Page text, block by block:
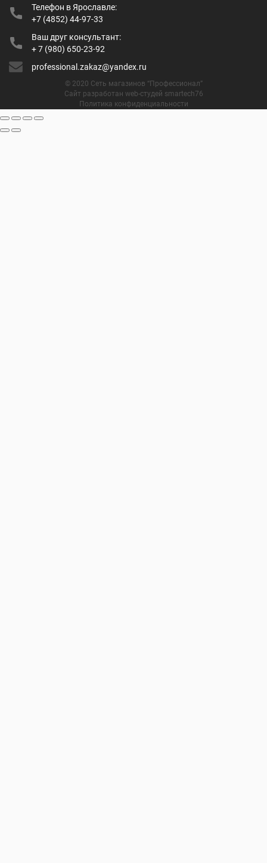
Телефон в Ярославле:
+7 (4852) 44-97-33
Ваш друг консультант:
+ 7 (980) 650-23-92
professional.zakaz@yandex.ru
© 2020 Сеть магазинов “Профессионал”
Сайт разработан web-студей smartech76
Политика конфиденциальности